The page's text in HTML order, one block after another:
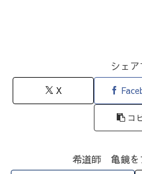
シェア
X
コ
希道師 亀鏡を